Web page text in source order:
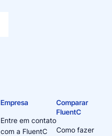
Empresa
Entre em contato
com a FluentC
Comparar
FluentC
Como fazer